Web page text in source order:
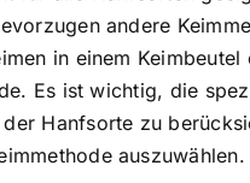
andere
in einem Keimbeutel
Es ist wichtig, die
Hanfsorte zu
auszuwählen.